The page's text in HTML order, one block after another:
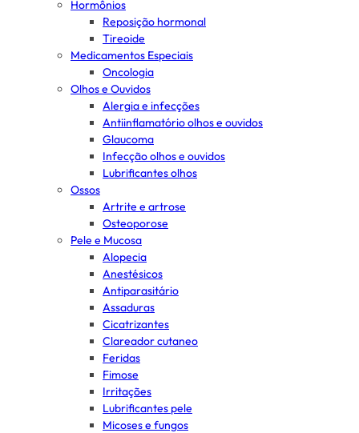
Hormônios
Reposição hormonal
Tireoide
Medicamentos Especiais
Oncologia
Olhos e Ouvidos
Alergia e infecções
Antiinflamatório olhos e ouvidos
Glaucoma
Infecção olhos e ouvidos
Lubrificantes olhos
Ossos
Artrite e artrose
Osteoporose
Pele e Mucosa
Alopecia
Anestésicos
Antiparasitário
Assaduras
Cicatrizantes
Clareador cutaneo
Feridas
Fimose
Irritações
Lubrificantes pele
Micoses e fungos